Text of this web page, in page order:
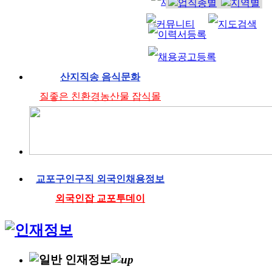
산지직송 음식문화
질좋은 친환경농산물 잡식몰
교포구인구직 외국인채용정보
외국인잡 교포투데이